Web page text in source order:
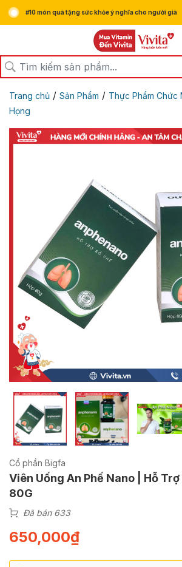
#10 món quà tặng sức khỏe ý nghĩa cho người già
Trang chủ / Sản Phẩm / Thực Phẩm Chức
Họng
Cổ phần Bigfa
Viên Uống An Phế Nano | Hỗ Trợ
80G
Đã bán 633
650,000₫